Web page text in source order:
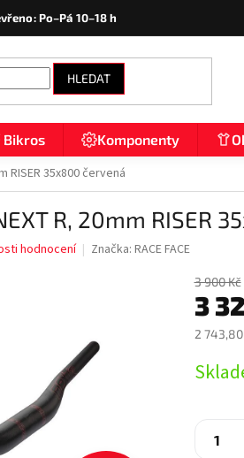
Po–Pá 10–18 h
HLEDAT
Bikros Komponenty
RISER 35x800 červená
R, 20mm RISER
hodnocení Značka: RACE FACE
3 900 Kč
3
2 743,80
cena: